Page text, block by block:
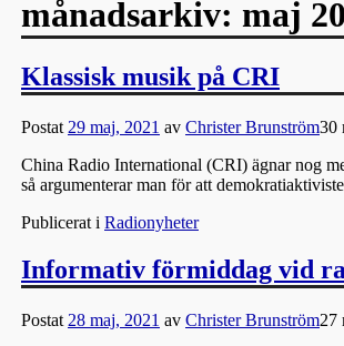
månadsarkiv: maj
Klassisk musik på CRI
Postat 29 maj, 2021 av Christer Brunström30
China Radio International (CRI) ägnar nog
så argumenterar man för att
Publicerat i Radionyheter
Informativ förmiddag vid
Postat 28 maj, 2021 av Christer Brunström27